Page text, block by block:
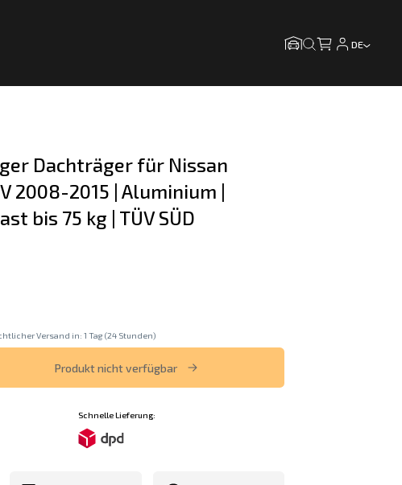
DE
Dachträger für Nissan
2008-2015 | Aluminium |
bis 75 kg | TÜV SÜD
Versand in: 1 Tag (24 Stunden)
Produkt nicht verfügbar
Schnelle Lieferung: